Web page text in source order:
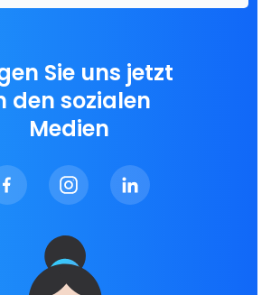
Sie uns jetzt
den sozialen
Medien